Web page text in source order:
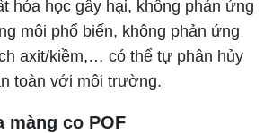
hóa học gây hại, không phản ứng
môi phổ biến, không phản ứng
axit/kiềm,… có thể tự phân hủy
toàn với môi trường.
màng co POF